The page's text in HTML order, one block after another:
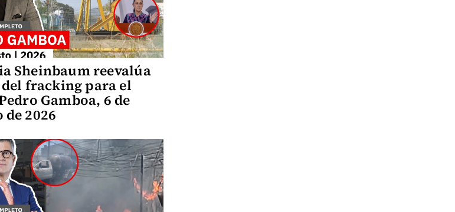
Sheinbaum reevalúa
del fracking para el
Gamboa, 6 de
de 2026